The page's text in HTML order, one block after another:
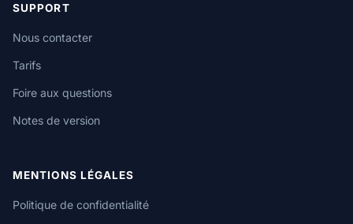
SUPPORT
Nous contacter
Tarifs
Foire aux questions
Notes de version
MENTIONS LÉGALES
Politique de confidentialité